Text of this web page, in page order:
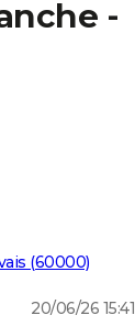
-
(60000)
20/06/26 15:41